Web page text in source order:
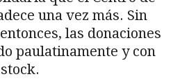
una vez más. Sin
las donaciones
paulatinamente y con